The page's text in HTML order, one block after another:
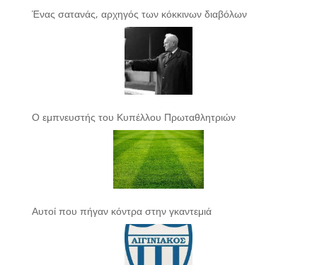
Ένας σατανάς, αρχηγός των κόκκινων διαβόλων
Ο εμπνευστής του Κυπέλλου Πρωταθλητριών
Αυτοί που πήγαν κόντρα στην γκαντεμιά